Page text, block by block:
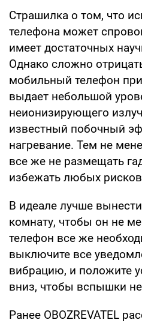
Страшилка о том, что
телефона может
имеет достаточных
Однако сложно
мобильный телефон
выдает небольшой
неионизирующего
известный побочный
нагревание. Тем не
все же не размещать
избежать любых
В идеале лучше
комнату, чтобы он не
телефон все же
выключите все
вибрацию, и положите
вниз, чтобы вспышки
Ранее OBOZREVATEL